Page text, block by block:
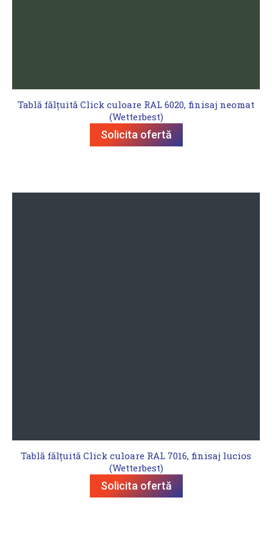
Tablă fălțuită Click culoare RAL 6020, finisaj neomat
(Wetterbest)
Solicita ofertă
Tablă fălțuită Click culoare RAL 7016, finisaj lucios
(Wetterbest)
Solicita ofertă